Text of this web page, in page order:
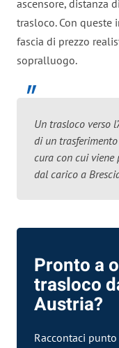
ascensore, distanza
trasloco. Con
fascia di prezzo
sopralluogo.
Un trasloco verso
di un
cura con cui viene
dal carico a
Pronto a
trasloco
Austria?
Raccontaci